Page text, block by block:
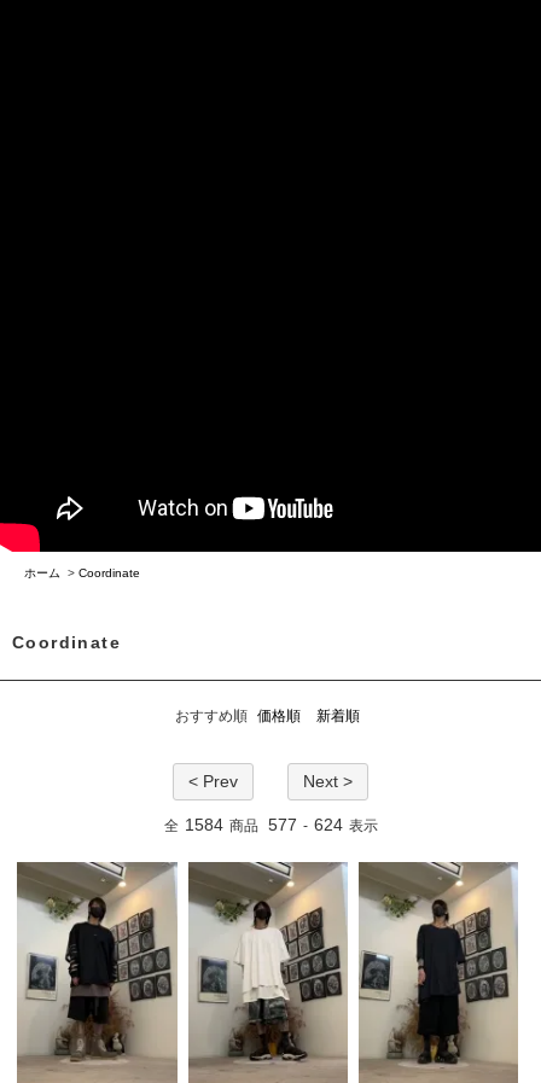
ホーム > Coordinate
Coordinate
おすすめ順 価格順 新着順
< Prev Next >
全 1584 商品 577 - 624 表示